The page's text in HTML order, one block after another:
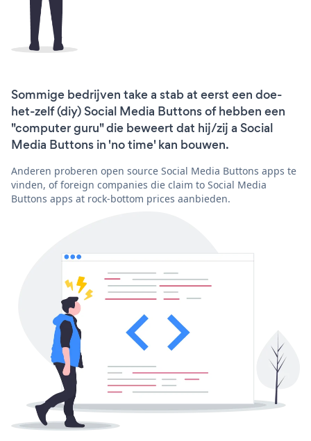
Sommige bedrijven take a stab at eerst een doe-
het-zelf (diy) Social Media Buttons of hebben een
"computer guru" die beweert dat hij/zij a Social
Media Buttons in 'no time' kan bouwen.
Anderen proberen open source Social Media Buttons apps te
vinden, of foreign companies die claim to Social Media
Buttons apps at rock-bottom prices aanbieden.